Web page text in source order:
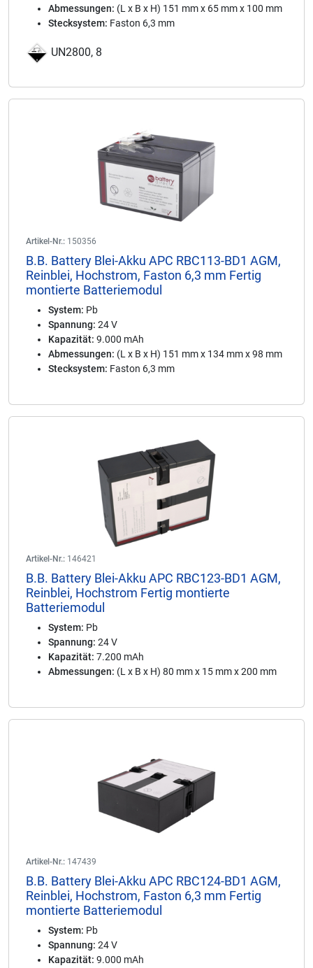
Abmessungen: (L x B x H) 151 mm x 65 mm x 100 mm
Stecksystem: Faston 6,3 mm
UN2800, 8
Artikel-Nr.: 150356
B.B. Battery Blei-Akku APC RBC113-BD1 AGM,
Reinblei, Hochstrom, Faston 6,3 mm Fertig
montierte Batteriemodul
System: Pb
Spannung: 24 V
Kapazität: 9.000 mAh
Abmessungen: (L x B x H) 151 mm x 134 mm x 98 mm
Stecksystem: Faston 6,3 mm
Artikel-Nr.: 146421
B.B. Battery Blei-Akku APC RBC123-BD1 AGM,
Reinblei, Hochstrom Fertig montierte
Batteriemodul
System: Pb
Spannung: 24 V
Kapazität: 7.200 mAh
Abmessungen: (L x B x H) 80 mm x 15 mm x 200 mm
Artikel-Nr.: 147439
B.B. Battery Blei-Akku APC RBC124-BD1 AGM,
Reinblei, Hochstrom, Faston 6,3 mm Fertig
montierte Batteriemodul
System: Pb
Spannung: 24 V
Kapazität: 9.000 mAh